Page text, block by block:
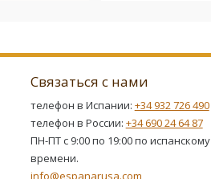
Связаться с нами
телефон в Испании: +34 932 726 490
телефон в России: +34 690 24 64 87
ПН-ПТ с 9:00 по 19:00 по испанскому
времени.
info@espanarusa.com